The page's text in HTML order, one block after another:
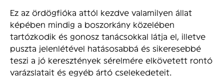
Ez az ördögfióka attól kezdve valamilyen állat
képében mindig a boszorkány közelében
tartózkodik és gonosz tanácsokkal látja el, illetve
puszta jelenlétével hatásosabbá és sikeresebbé
teszi a jó keresztények sérelmére elkövetett rontó
varázslatait és egyéb ártó cselekedeteit.